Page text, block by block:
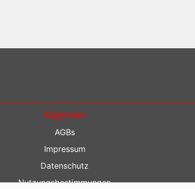
Allgemein
AGBs
Impressum
Datenschutz
Nutzungsbestimmungen